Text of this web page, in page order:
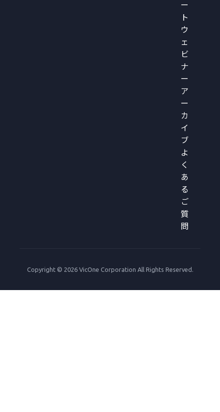
ー
ト
ウ
ェ
ビ
ナ
ー
ア
ー
カ
イ
ブ
よ
く
あ
る
ご
質
問
Copyright © 2026 VicOne Corporation All Rights Reserved.